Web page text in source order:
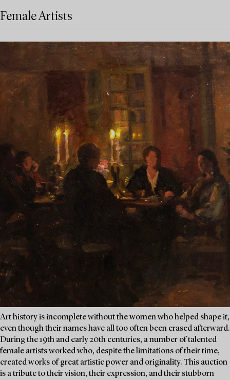
Female Artists
Art history is incomplete without the women who helped shape it,
even though their names have all too often been erased afterward.
During the 19th and early 20th centuries, a number of talented
female artists worked who, despite the limitations of their time,
created works of great artistic power and originality. This auction
is a tribute to their vision, their expression, and their stubborn